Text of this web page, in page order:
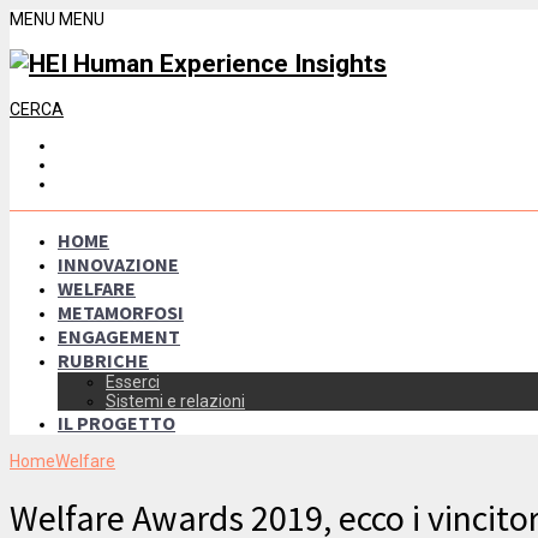
MENU MENU
CERCA
HOME
INNOVAZIONE
WELFARE
METAMORFOSI
ENGAGEMENT
RUBRICHE
Esserci
Sistemi e relazioni
IL PROGETTO
HomeWelfare
Welfare Awards 2019, ecco i